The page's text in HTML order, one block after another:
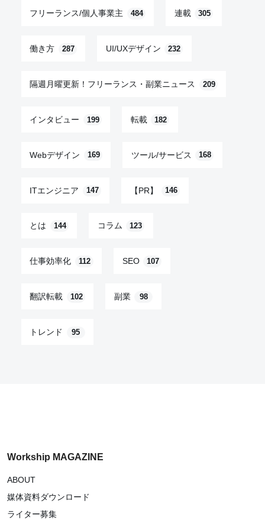
フリーランス/個人事業主 484 連載 305
働き方 287 UI/UXデザイン 232
隔週月曜更新！フリーランス・副業ニュース 209
インタビュー 199 転載 182
Webデザイン 169 ツール/サービス 168
ITエンジニア 147 【PR】 146
とは 144 コラム 123
仕事効率化 112 SEO 107
翻訳転載 102 副業 98
トレンド 95
Workship MAGAZINE
ABOUT
媒体資料ダウンロード
ライター募集